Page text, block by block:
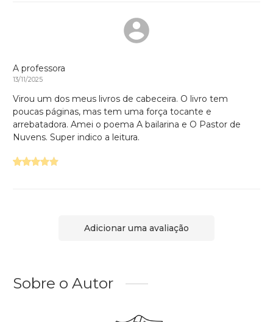
A professora
13/11/2025
Virou um dos meus livros de cabeceira. O livro tem
poucas páginas, mas tem uma força tocante e
arrebatadora. Amei o poema A bailarina e O Pastor de
Nuvens. Super indico a leitura.
Adicionar uma avaliação
Sobre o Autor